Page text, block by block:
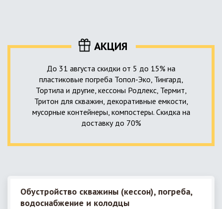
высокотехнологичное устройство, встраиваемое в
канализационную систему и обеспечивающее
АКЦИЯ
До 31 августа скидки от 5 до 15% на
пластиковые погреба Топол-Эко, Тингард,
Тортила и другие, кессоны Родлекс, Термит,
Тритон для скважин, декоративные емкости,
мусорные контейнеры, компостеры. Скидка на
доставку до 70%
Обустройство скважины (кессон), погреба,
водоснабжение и колодцы